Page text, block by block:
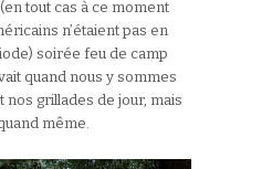
tout cas à ce moment
n’étaient pas en
soirée feu de camp
quand nous y sommes
nos grillades de jour, mais
même.